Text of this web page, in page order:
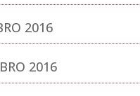
2016
2016